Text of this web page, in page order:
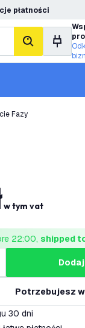
płatności
Szukaj
Fazy
w tym vat
22:00, shipped
ilość
Potrzebujesz
30 dni